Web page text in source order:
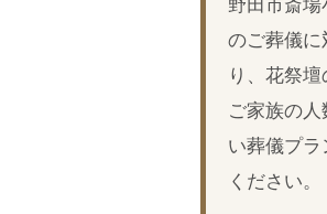
野田市斎
のご葬儀に
り、花祭
ご家族の
い葬儀プ
ください。